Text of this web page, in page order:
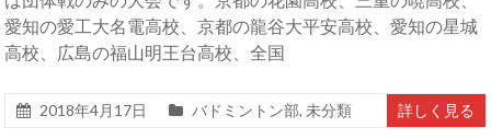
愛知の愛工大名電高校、京都の龍谷大平安高校、愛知の星城
高校、広島の福山明王台高校、全国
2018年4月17日 バドミントン部, 未分類 詳しく見る